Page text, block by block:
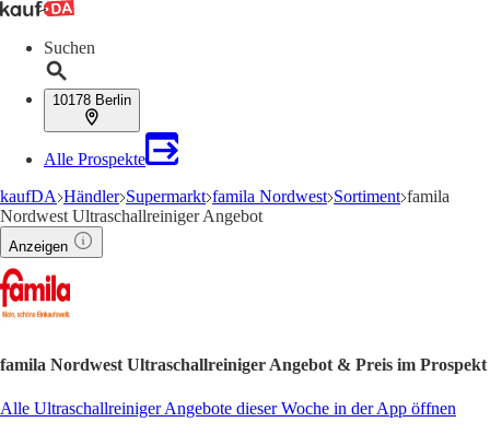
Suchen
10178 Berlin
Alle Prospekte
kaufDA Händler Supermarkt famila Nordwest Sortiment famila
Nordwest Ultraschallreiniger Angebot
Anzeigen
famila Nordwest Ultraschallreiniger Angebot & Preis im Prospekt
Alle Ultraschallreiniger Angebote dieser Woche in der App öffnen